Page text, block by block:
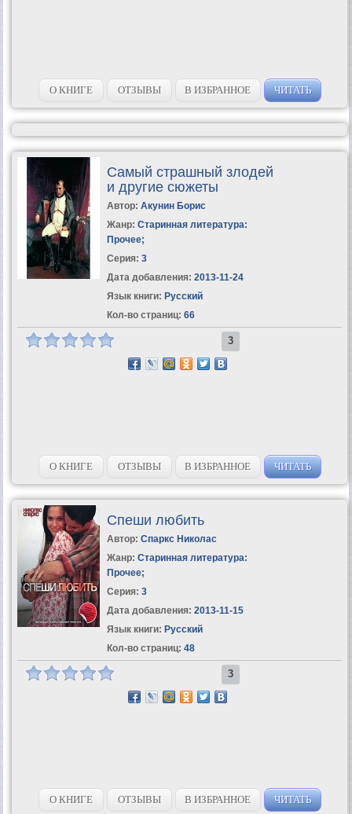
О КНИГЕ ОТЗЫВЫ В ИЗБРАННОЕ ЧИТАТЬ
Самый страшный злодей
и другие сюжеты
Автор: Акунин Борис
Жанр: Старинная литература:
Прочее;
Серия: 3
Дата добавления: 2013-11-24
Язык книги: Русский
Кол-во страниц: 66
3
О КНИГЕ ОТЗЫВЫ В ИЗБРАННОЕ ЧИТАТЬ
Спеши любить
Автор: Спаркс Николас
Жанр: Старинная литература:
Прочее;
Серия: 3
Дата добавления: 2013-11-15
Язык книги: Русский
Кол-во страниц: 48
3
О КНИГЕ ОТЗЫВЫ В ИЗБРАННОЕ ЧИТАТЬ